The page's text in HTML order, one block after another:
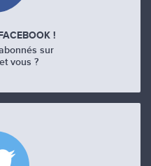
!
sur
vous ?